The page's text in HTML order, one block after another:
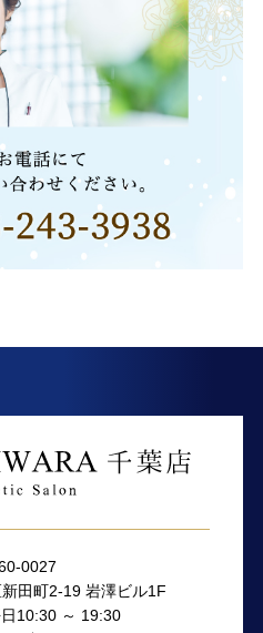
0027
田町2-19 岩澤ビル1F
10:30 ～ 19:30